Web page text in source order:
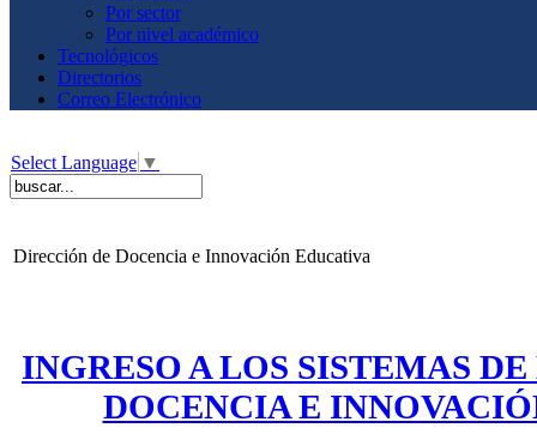
Por sector
Por nivel académico
Tecnológicos
Directorios
Correo Electrónico
Select Language ▼
Dirección de Docencia e Innovación Educativa
INGRESO A LOS SISTEMAS
DOCENCIA E